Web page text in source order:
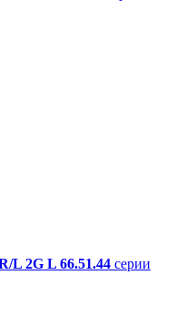
L 2G L 66.51.44 серии